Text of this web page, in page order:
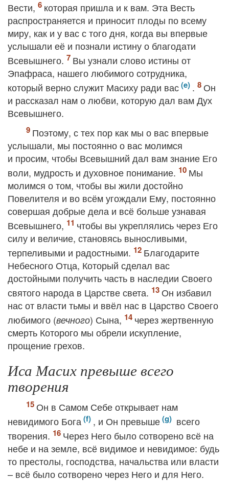
Вести,
которая пришла и к вам. Эта Весть
распространяется и приносит плоды по всему
миру, как и у вас с того дня, когда вы впервые
услышали её и познали истину о благодати
Всевышнего.
Вы узнали слово истины от
Эпафраса, нашего любимого сотрудника,
который верно служит Масиху ради вас
.
Он
и рассказал нам о любви, которую дал вам Дух
Всевышнего.
Поэтому, с тех пор как мы о вас впервые
услышали, мы постоянно о вас молимся
и просим, чтобы Всевышний дал вам знание Его
воли, мудрость и духовное понимание.
Мы
молимся о том, чтобы вы жили достойно
Повелителя и во всём угождали Ему, постоянно
совершая добрые дела и всё больше узнавая
Всевышнего,
чтобы вы укреплялись через Его
силу и величие, становясь выносливыми,
терпеливыми и радостными.
Благодарите
Небесного Отца, Который сделал вас
достойными получить часть в наследии Своего
святого народа в Царстве света.
Он избавил
нас от власти тьмы и ввёл нас в Царство Своего
любимого (вечного) Сына,
через жертвенную
смерть Которого мы обрели искупление,
прощение грехов.
Иса Масих превыше всего
творения
Он в Самом Себе открывает нам
невидимого Бога
, и Он превыше
всего
творения.
Через Него было сотворено всё на
небе и на земле, всё видимое и невидимое: будь
то престолы, господства, начальства или власти
– всё было сотворено через Него и для Него.